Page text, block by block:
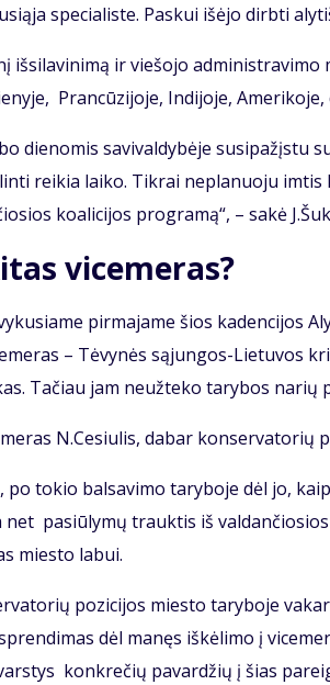
spe­cia­lis­te. Pas­kui iš­ėjo dirb­ti
iš­si­la­vi­ni­mą ir vie­šo­jo
Pran­cū­zi­jo­je, In­di­jo­je,
die­no­mis sa­vi­val­dy­bė­je su­si­pa­žįs­tu
rei­kia lai­ko. Tik­rai ne­pla­nuo­ju
ko­a­li­ci­jos pro­gra­mą“, – sa­kė
vi­ce­me­ras?
pir­ma­ja­me šios ka­den­ci­jos
– Tė­vy­nės są­jun­gos-Lie­tu­vos
Ta­čiau jam ne­už­te­ko ta­ry­bos na­rių
N.Ce­siu­lis, da­bar
po to­kio bal­sa­vi­mo ta­ry­bo­je dėl jo,
net pa­siū­ly­mų trauk­tis iš
mies­to la­bui.
po­zi­ci­jos mies­to ta­ry­bo­je
dėl ma­nęs iš­kė­li­mo į
kon­kre­čių pa­var­džių į šias